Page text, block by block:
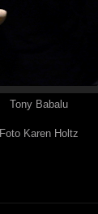
Tony Babalu
Foto Karen Holtz